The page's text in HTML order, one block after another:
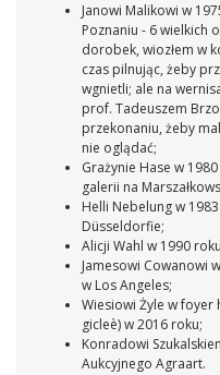
Janowi Malikowi w
Poznaniu - 6 wielkich
dorobek, wiozłem w
czas pilnując, żeby
wgnietli; ale na
prof. Tadeuszem
przekonaniu, żeby
nie oglądać;
Grażynie Hase w
galerii na
Helli Nebelung w
Düsseldorfie;
Alicji Wahl w 1990
Jamesowi Cowanowi
w Los Angeles;
Wiesiowi Żyle w
gicleè) w 2016 roku;
Konradowi
Aukcyjnego Agraart.